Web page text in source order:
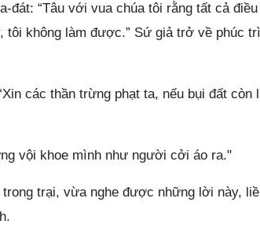
đát: “Tâu với vua chúa tôi rằng tất cả
không làm được.” Sứ giả trở về phúc
các thần trừng phạt ta, nếu bụi đất còn
vội khoe mình như người cởi áo ra."
trại, vừa nghe được những lời này,